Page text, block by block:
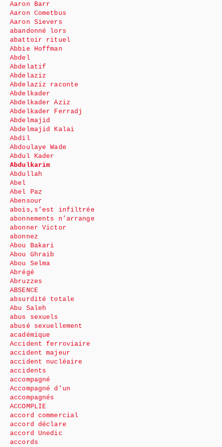
Aaron Barr
Aaron Cometbus
Aaron Sievers
abandonné lors
abattoir rituel
Abbie Hoffman
Abdel
Abdelatif
Abdelaziz
Abdelaziz raconte
Abdelkader
Abdelkader Aziz
Abdelkader Ferradj
Abdelmajid
Abdelmajid Kalai
Abdil
Abdoulaye Wade
Abdul Kader
Abdulkarim
Abdullah
Abel
Abel Paz
Abensour
abois,s’est infiltrée
abonnements n’arrange
abonner Victor
abonnez
Abou Bakari
Abou Ghraib
Abou Selma
Abrégé
Abruzzes
ABSENCE
absurdité totale
Abu Saleh
abus sexuels
abusé sexuellement
académique
Accident ferroviaire
accident majeur
accident nucléaire
accidents
accompagné
Accompagné d’un
accompagnés
ACCOMPLIE
accord commercial
accord déclare
accord Unedic
accords